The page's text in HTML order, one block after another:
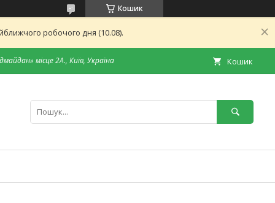
Кошик
робочого дня (10.08).
місце 2А., Київ, Україна Кошик